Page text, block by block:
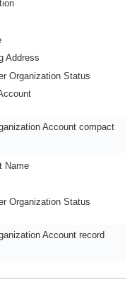
Address
Organization Status
Account compact
Name
Organization Status
Account record